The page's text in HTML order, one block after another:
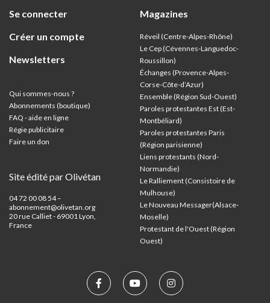
Se connecter
Créer un compte
Newsletters
Qui sommes-nous ?
Abonnements (boutique)
FAQ - aide en ligne
Régie publicitaire
Faire un don
Site édité par Olivétan
04 72 00 08 54 –
abonnement@olivetan.org
20 rue Calliet - 69001 Lyon,
France
Magazines
Réveil (Centre-Alpes-Rhône)
Le Cep (Cévennes-Languedoc-
Roussillon)
Échanges (Provence-Alpes-
Corse-Côte-d’Azur)
Ensemble (Région Sud-Ouest)
Paroles protestantes Est (Est-
Montbéliard)
Paroles protestantes Paris
(Région parisienne)
Liens protestants (Nord-
Normandie)
Le Ralliement (Consistoire de
Mulhouse)
Le Nouveau Messager(Alsace-
Moselle)
Protestant de l'Ouest (Région
Ouest)